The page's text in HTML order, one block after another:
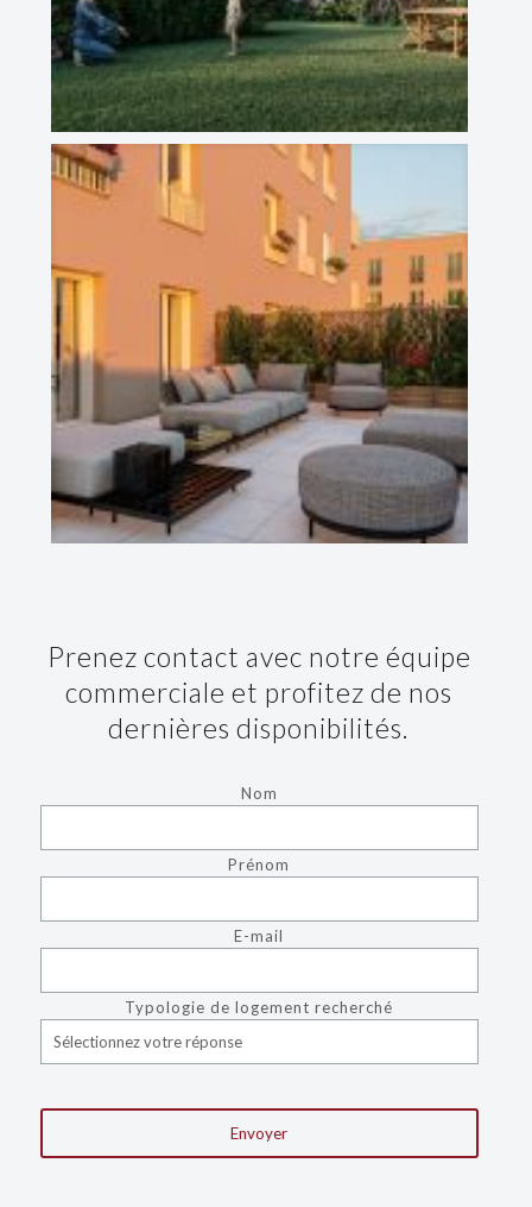
Prenez contact avec notre équipe
commerciale et profitez de nos
dernières disponibilités.
Nom
Prénom
E-mail
Typologie de logement recherché